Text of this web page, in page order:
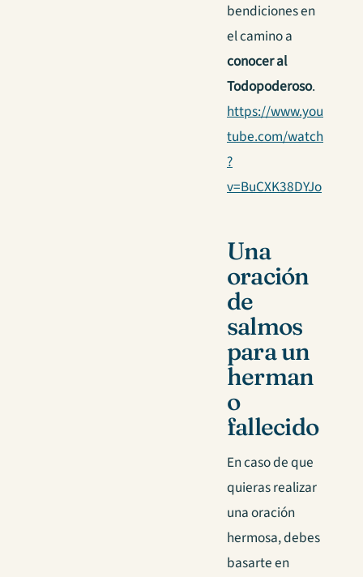
bendiciones en
el camino a
conocer al
Todopoderoso.
https://www.you
tube.com/watch
?
v=BuCXK38DYJo
Una
oración
de
salmos
para un
herman
o
fallecido
En caso de que
quieras realizar
una oración
hermosa, debes
basarte en